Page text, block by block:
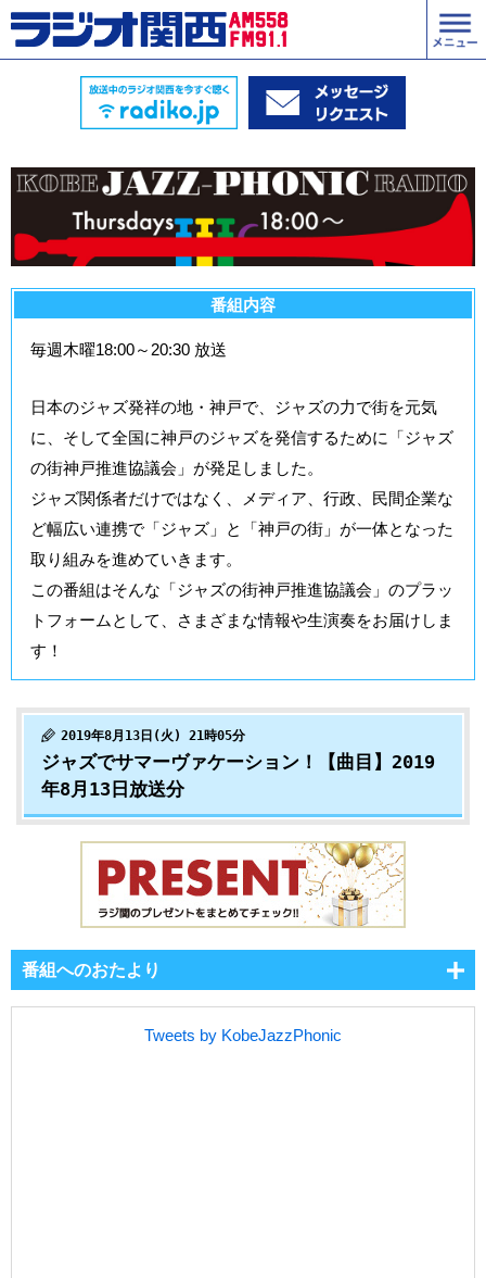
番組内容
毎週木曜18:00～20:30 放送
日本のジャズ発祥の地・神戸で、ジャズの力で街を元気
に、そして全国に神戸のジャズを発信するために「ジャズ
の街神戸推進協議会」が発足しました。
ジャズ関係者だけではなく、メディア、行政、民間企業な
ど幅広い連携で「ジャズ」と「神戸の街」が一体となった
取り組みを進めていきます。
この番組はそんな「ジャズの街神戸推進協議会」のプラッ
トフォームとして、さまざまな情報や生演奏をお届けしま
す！
2019年8月13日(火) 21時05分
ジャズでサマーヴァケーション！【曲目】2019
年8月13日放送分
番組へのおたより
Tweets by KobeJazzPhonic